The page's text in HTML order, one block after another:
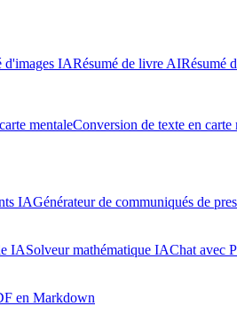
d'images IARésumé de livre AIRésumé
mentaleConversion de texte en carte
IAGénérateur de communiqués de
IASolveur mathématique IAChat avec
en Markdown